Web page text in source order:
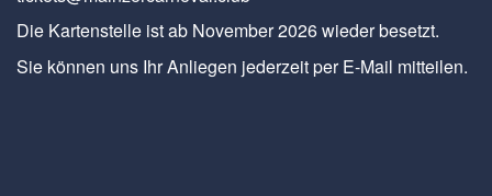
Die Kartenstelle ist ab November 2026 wieder besetzt.
Sie können uns Ihr Anliegen jederzeit per E-Mail mitteilen.